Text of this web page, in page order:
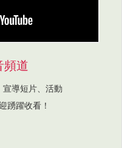
頻道
導短片、活動
踴躍收看！